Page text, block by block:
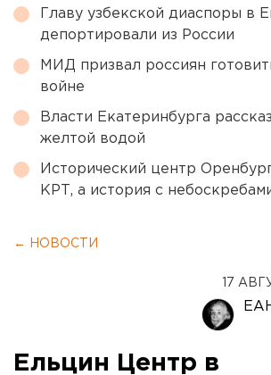
Главу узбекской диаспоры в
депортировали из России
МИД призвал россиян
войне
Власти Екатеринбурга
желтой водой
Исторический центр
КРТ, а история с
← НОВОСТИ
17
Ельцин Центр в